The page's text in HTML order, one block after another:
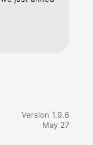
Version 1.9.6
May 27